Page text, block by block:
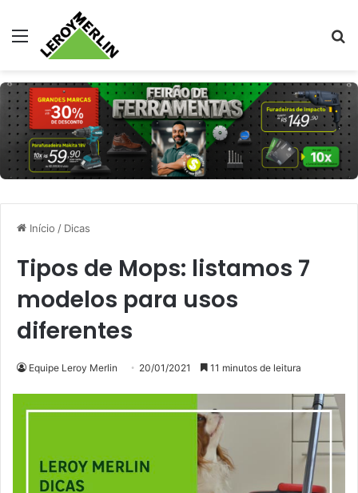
Menu
Início / Dicas
Tipos de Mops: listamos 7
modelos para usos
diferentes
Equipe Leroy Merlin 20/01/2021 11 minutos de leitura